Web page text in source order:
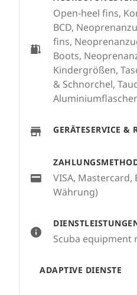
Scuba equipment
ADAPTIVE DIENSTE
Open-heel fins,
BCD,
fins,
Boots,
Kindergrößen,
& Schnorchel,
GERÄTESERVICE &
VISA, Mastercard,
Währung)